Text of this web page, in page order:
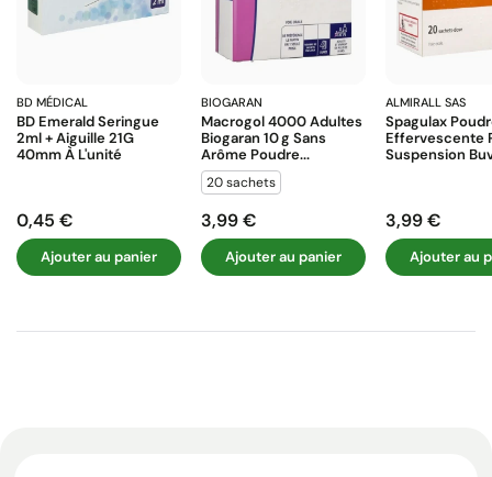
BD MÉDICAL
BD Emerald Seringue
2ml + Aiguille 21G
40mm À L'unité
Prix
0,45 €
Ajouter au panier
BIOGARAN
Macrogol 4000 Adultes
Biogaran 10 G Sans
Arôme Poudre...
20 sachets
Prix
3,99 €
Ajouter au panier
ALMIRALL SAS
Spagulax
Effervescente
Suspension
Prix
3,99 €
Ajouter au